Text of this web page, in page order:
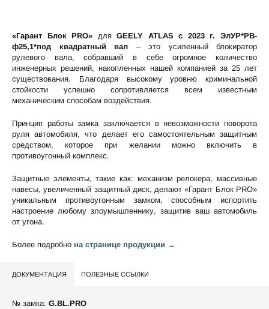
«Гарант Блок PRO» дляGEELY ATLAS c 2023 г. ЭлУР*РВ-
ф25,1*под квадратный вал – это усиленный блокиратор
рулевого вала, собравший в себе огромное количество
инженерных решений, накопленных нашей компанией за 25 лет
существования. Благодаря высокому уровню криминальной
стойкости успешно сопротивляется всем известным
механическим способам воздействия.
Принцип работы замка заключается в невозможности поворота
руля автомобиля, что делает его самостоятельным защитным
средством, которое при желании можно включить в
противоугонный комплекс.
Защитные элементы, такие как: механизм релокера, массивные
навесы, увеличенный защитный диск, делают «Гарант Блок PRO»
уникальным противоугонным замком, способным испортить
настроение любому злоумышленнику, защитив ваш автомобиль
от угона.
Более подробно на странице продукции →
ДОКУМЕНТАЦИЯ ПОЛЕЗНЫЕ ССЫЛКИ
№ замка: G.BL.PRO